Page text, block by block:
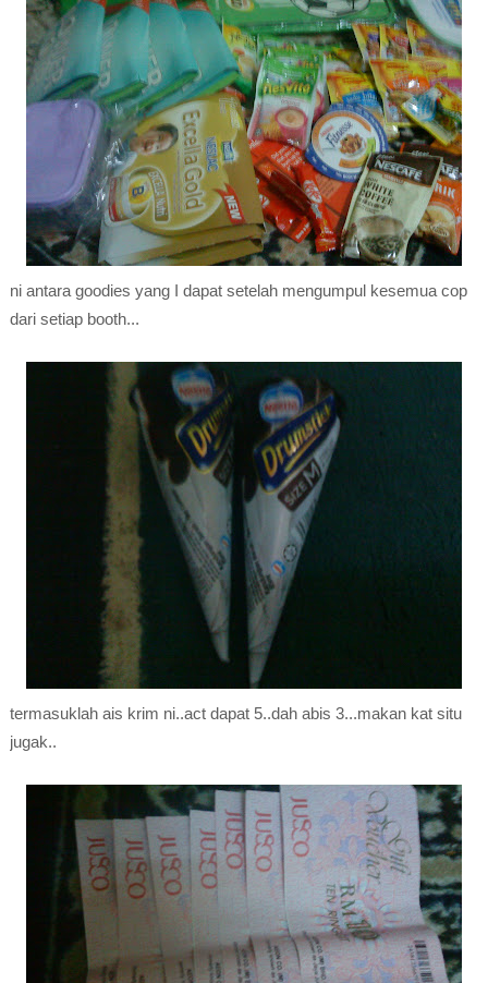
ni antara goodies yang I dapat setelah mengumpul kesemua cop
dari setiap booth...
termasuklah ais krim ni..act dapat 5..dah abis 3...makan kat situ
jugak..